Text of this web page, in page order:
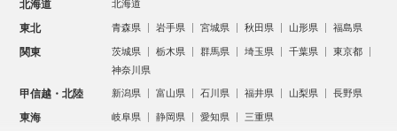
北海道 北海道
東北 青森県 岩手県 宮城県 秋田県 山形県 福島県
関東 茨城県 栃木県 群馬県 埼玉県 千葉県
東京都
神奈川県
甲信越・北陸 新潟県 富山県 石川県 福井県 山梨県 長野県
東海 岐阜県 静岡県 愛知県 三重県